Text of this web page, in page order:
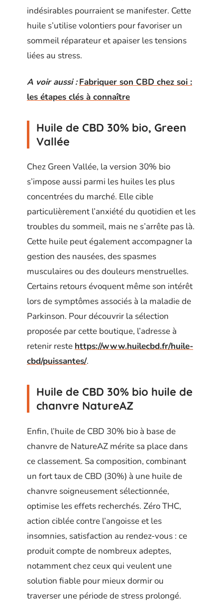
indésirables pourraient se manifester. Cette
huile s’utilise volontiers pour favoriser un
sommeil réparateur et apaiser les tensions
liées au stress.
A voir aussi : Fabriquer son CBD chez soi :
les étapes clés à connaître
Huile de CBD 30% bio, Green
Vallée
Chez Green Vallée, la version 30% bio
s’impose aussi parmi les huiles les plus
concentrées du marché. Elle cible
particulièrement l’anxiété du quotidien et les
troubles du sommeil, mais ne s’arrête pas là.
Cette huile peut également accompagner la
gestion des nausées, des spasmes
musculaires ou des douleurs menstruelles.
Certains retours évoquent même son intérêt
lors de symptômes associés à la maladie de
Parkinson. Pour découvrir la sélection
proposée par cette boutique, l’adresse à
retenir reste https://www.huilecbd.fr/huile-
cbd/puissantes/.
Huile de CBD 30% bio huile de
chanvre NatureAZ
Enfin, l’huile de CBD 30% bio à base de
chanvre de NatureAZ mérite sa place dans
ce classement. Sa composition, combinant
un fort taux de CBD (30%) à une huile de
chanvre soigneusement sélectionnée,
optimise les effets recherchés. Zéro THC,
action ciblée contre l’angoisse et les
insomnies, satisfaction au rendez-vous : ce
produit compte de nombreux adeptes,
notamment chez ceux qui veulent une
solution fiable pour mieux dormir ou
traverser une période de stress prolongé.